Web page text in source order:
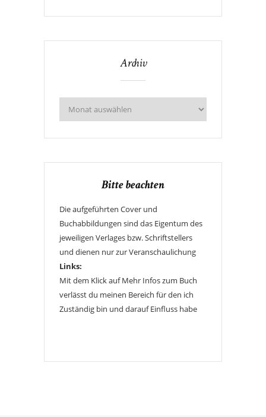
Archiv
Bitte beachten
Die aufgeführten Cover und
Buchabbildungen sind das Eigentum des
jeweiligen Verlages bzw. Schriftstellers
und dienen nur zur Veranschaulichung
Links:
Mit dem Klick auf Mehr Infos zum Buch
verlässt du meinen Bereich für den ich
Zuständig bin und darauf Einfluss habe